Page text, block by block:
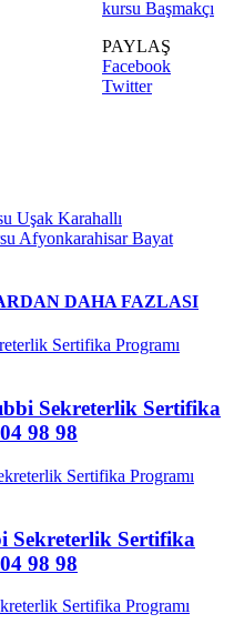
kursu Başmakçı
PAYLAŞ
Facebook
Twitter
Uşak Karahallı
Afyonkarahisar Bayat
DAHA FAZLASI
Sekreterlik Sertifika
98 98
Sekreterlik Sertifika
98 98